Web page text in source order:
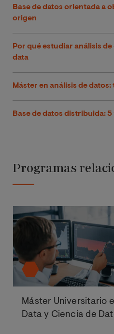
Base de datos orientada a
origen
Por qué estudiar análisis
data
Máster en análisis de
Base de datos distribuida:
Programas
Máster Universitario
Data y Ciencia de